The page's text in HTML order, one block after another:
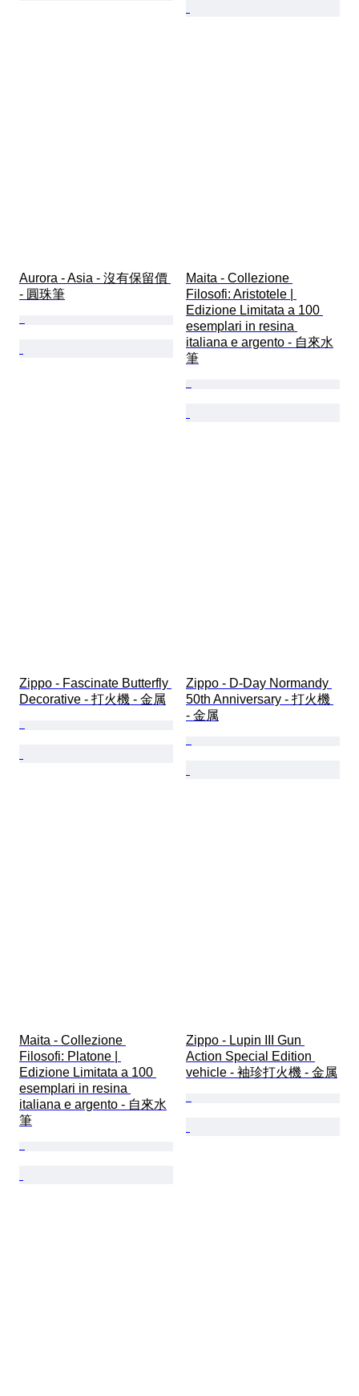
Aurora - Asia - 沒有保留價
- 圓珠筆
Maita - Collezione
Filosofi: Aristotele |
Edizione Limitata a 100
esemplari in resina
italiana e argento - 自來水
筆
Zippo - Fascinate Butterfly
Decorative - 打火機 - 金属
Zippo - D-Day Normandy
50th Anniversary - 打火機
- 金属
Maita - Collezione
Filosofi: Platone |
Edizione Limitata a 100
esemplari in resina
italiana e argento - 自來水
筆
Zippo - Lupin III Gun
Action Special Edition
vehicle - 袖珍打火機 - 金属